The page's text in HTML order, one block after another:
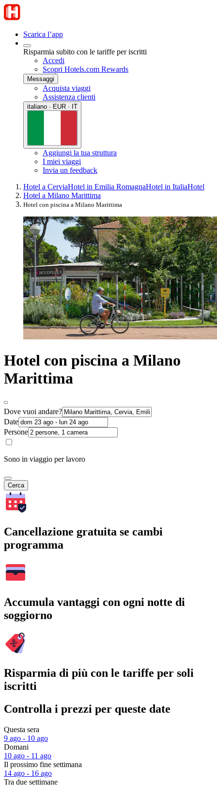
Scarica l’app
Risparmia subito con le tariffe per iscritti
Accedi
Scopri Hotels.com Rewards
Messaggi
Acquista viaggi
Assistenza clienti
italiano · EUR · IT
Aggiungi la tua struttura
I miei viaggi
Invia un feedback
Hotel a CerviaHotel in Emilia RomagnaHotel in ItaliaHotel
Hotel a Milano Marittima
Hotel con piscina a Milano Marittima
Hotel con piscina a Milano
Marittima
Dove vuoi andare?
Date
Persone
Sono in viaggio per lavoro
Cerca
Cancellazione gratuita se cambi
programma
Accumula vantaggi con ogni notte di
soggiorno
Risparmia di più con le tariffe per soli
iscritti
Controlla i prezzi per queste date
Questa sera
9 ago - 10 ago
Domani
10 ago - 11 ago
Il prossimo fine settimana
14 ago - 16 ago
Tra due settimane